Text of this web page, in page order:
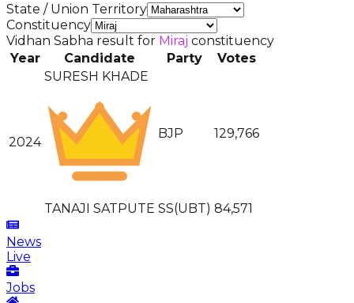
State / Union Territory
Constituency
Vidhan Sabha result for Miraj constituency
Year
Candidate Party Votes
2024
SURESH KHADE
BJP 129,766
TANAJI SATPUTE SS(UBT) 84,571
News
Live
Jobs